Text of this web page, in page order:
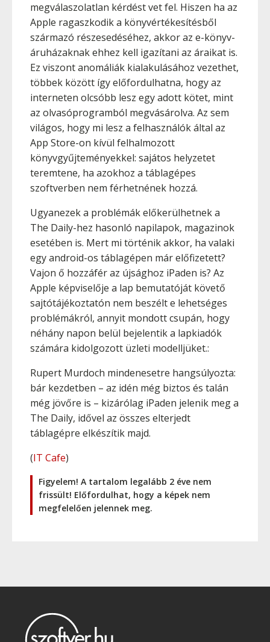
megválaszolatlan kérdést vet fel. Hiszen ha az
Apple ragaszkodik a könyvértékesítésből
származó részesedéséhez, akkor az e-könyv-
áruházaknak ehhez kell igazítani az áraikat is.
Ez viszont anomáliák kialakulásához vezethet,
többek között így előfordulhatna, hogy az
interneten olcsóbb lesz egy adott kötet, mint
az olvasóprogramból megvásárolva. Az sem
világos, hogy mi lesz a felhasználók által az
App Store-on kívül felhalmozott
könyvgyűjteményekkel: sajátos helyzetet
teremtene, ha azokhoz a táblagépes
szoftverben nem férhetnének hozzá.
Ugyanezek a problémák előkerülhetnek a
The Daily-hez hasonló napilapok, magazinok
esetében is. Mert mi történik akkor, ha valaki
egy android-os táblagépen már előfizetett?
Vajon ő hozzáfér az újsághoz iPaden is? Az
Apple képviselője a lap bemutatóját követő
sajtótájékoztatón nem beszélt e lehetséges
problémákról, annyit mondott csupán, hogy
néhány napon belül bejelentik a lapkiadók
számára kidolgozott üzleti modelljüket.:
Rupert Murdoch mindenesetre hangsúlyozta:
bár kezdetben – az idén még biztos és talán
még jövőre is – kizárólag iPaden jelenik meg a
The Daily, idővel az összes elterjedt
táblagépre elkészítik majd.
(IT Cafe)
Figyelem! A tartalom legalább 2 éve nem
frissült! Előfordulhat, hogy a képek nem
megfelelően jelennek meg.